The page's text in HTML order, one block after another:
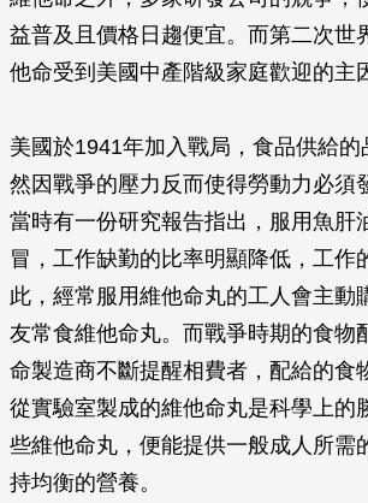
益普及且價格日趨便宜。而第二次世
他命受到美國中產階級家庭歡迎的主
美國於1941年加入戰局，食品供給的
然因戰爭的壓力反而使得勞動力必須
當時有一份研究報告指出，服用魚肝
冒，工作缺勤的比率明顯降低，工作
此，經常服用維他命丸的工人會主動
友常食維他命丸。而戰爭時期的食物
命製造商不斷提醒相費者，配給的食
從實驗室製成的維他命丸是科學上的
些維他命丸，便能提供一般成人所需
持均衡的營養。